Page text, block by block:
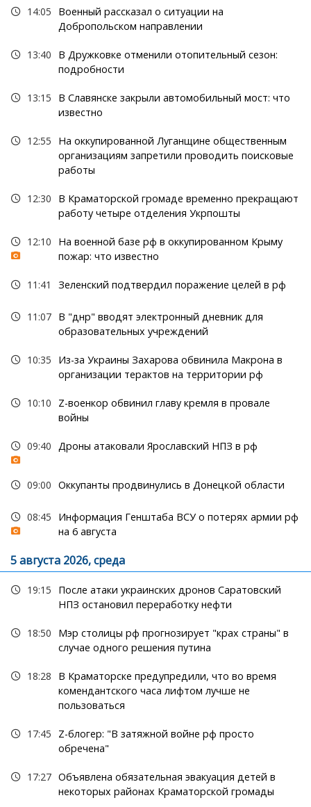
14:05
Военный рассказал о ситуации на
Добропольском направлении
13:40
В Дружковке отменили отопительный сезон:
подробности
13:15
В Славянске закрыли автомобильный мост: что
известно
12:55
На оккупированной Луганщине общественным
организациям запретили проводить поисковые
работы
12:30
В Краматорской громаде временно прекращают
работу четыре отделения Укрпошты
12:10
На военной базе рф в оккупированном Крыму
пожар: что известно
11:41 Зеленский подтвердил поражение целей в рф
11:07 В "днр" вводят электронный дневник для
образовательных учреждений
10:35
Из-за Украины Захарова обвинила Макрона в
организации терактов на территории рф
10:10
Z-военкор обвинил главу кремля в провале
войны
09:40 Дроны атаковали Ярославский НПЗ в рф
09:00 Оккупанты продвинулись в Донецкой области
08:45
Информация Генштаба ВСУ о потерях армии рф
на 6 августа
5 августа 2026, среда
19:15
После атаки украинских дронов Саратовский
НПЗ остановил переработку нефти
18:50
Мэр столицы рф прогнозирует "крах страны" в
случае одного решения путина
18:28
В Краматорске предупредили, что во время
комендантского часа лифтом лучше не
пользоваться
17:45
Z-блогер: "В затяжной войне рф просто
обречена"
17:27 Объявлена обязательная эвакуация детей в
некоторых районах Краматорской громады